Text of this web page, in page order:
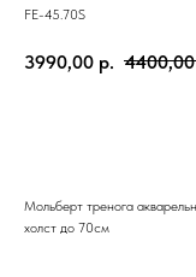
FE-45.70S
3990,00 р. 4400,00
Мольберт тренога
холст до 70см